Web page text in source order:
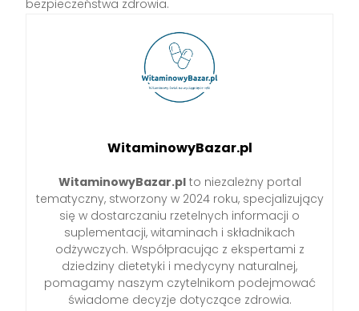
bezpieczeństwa zdrowia.
WitaminowyBazar.pl
WitaminowyBazar.plto niezależny portal
tematyczny, stworzony w 2024 roku, specjalizujący
się w dostarczaniu rzetelnych informacji o
suplementacji, witaminach i składnikach
odżywczych. Współpracując z ekspertami z
dziedziny dietetyki i medycyny naturalnej,
pomagamy naszym czytelnikom podejmować
świadome decyzje dotyczące zdrowia.